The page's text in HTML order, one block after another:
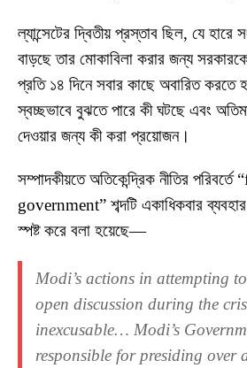
ল্যান্সেটের দ্বিতীয় প্রস্তাব ছিল, যে হারে
বাড়ছে তার মোকাবিলা করার জন্য
প্রতি ১৪ দিনে সবার কাছে অবারিত করতে
স্বচ্ছভাবে বুঝতে পারে কী ঘটছে এবং
দেওয়ার জন্য কী করা প্রয়োজন।
সম্পাদকীয়তে অতিকেন্দ্রিক নীতির পরিবর্তে
government” শব্দটি একাধিকবার
স্পষ্ট করে বলা হয়েছে—
Modi’s actions in attempting
open discussion during the
inexcusable… Modi’s
responsible for presiding over